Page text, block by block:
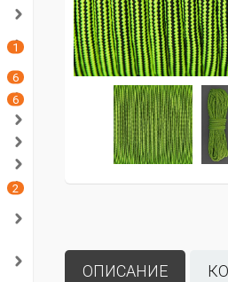
ОПИСАНИЕ
1
6
6
2